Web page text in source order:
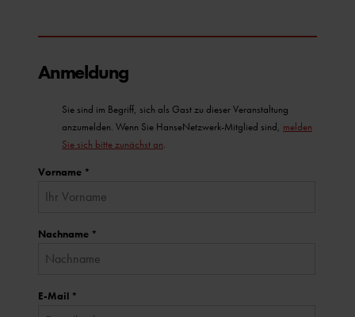
Anmeldung
Sie sind im Begriff, sich als Gast zu dieser Veranstaltung
anzumelden. Wenn Sie HanseNetzwerk-Mitglied sind, melden
Sie sich bitte zunächst an.
Vorname *
Nachname *
E-Mail *